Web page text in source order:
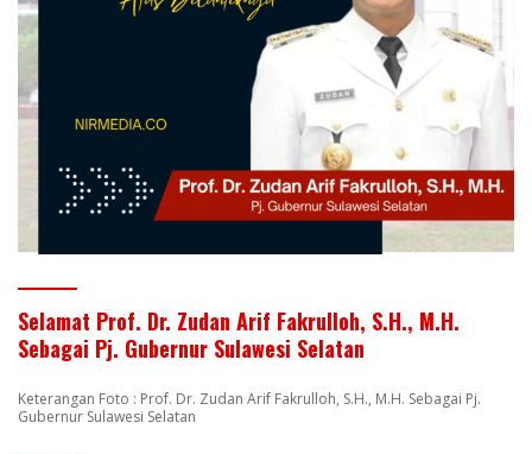
Selamat Prof. Dr. Zudan Arif Fakrulloh, S.H., M.H.
Sebagai Pj. Gubernur Sulawesi Selatan
Keterangan Foto : Prof. Dr. Zudan Arif Fakrulloh, S.H., M.H. Sebagai Pj.
Gubernur Sulawesi Selatan